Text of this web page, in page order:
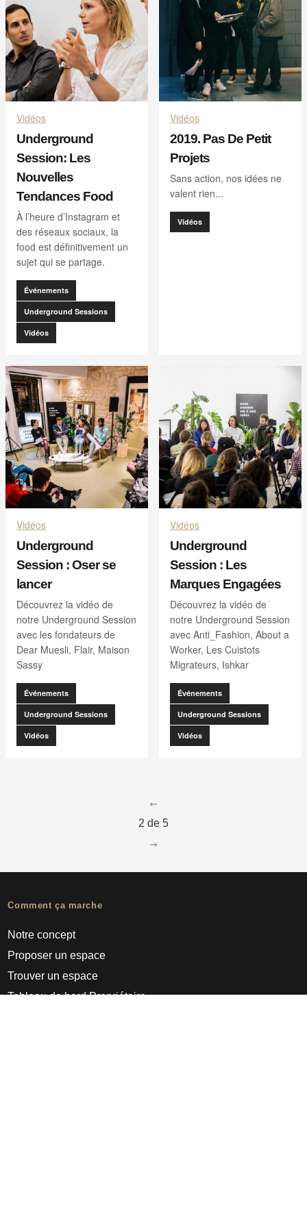
Vidéos
Underground
Session: Les
Nouvelles
Tendances Food
À l’heure d’Instagram et
des réseaux sociaux, la
food est définitivement un
sujet qui se partage.
Événements
Underground Sessions
Vidéos
Vidéos
2019. Pas De Petit
Projets
Sans action, nos idées ne
valent rien...
Vidéos
Vidéos
Underground
Session : Oser se
lancer
Découvrez la vidéo de
notre Underground Session
avec les fondateurs de
Dear Muesli, Flair, Maison
Sassy
Événements
Underground Sessions
Vidéos
Vidéos
Underground
Session : Les
Marques Engagées
Découvrez la vidéo de
notre Underground Session
avec Anti_Fashion, About a
Worker, Les Cuistots
Migrateurs, Ishkar
Événements
Underground Sessions
Vidéos
2 de 5
Comment ça marche
Notre concept
Proposer un espace
Trouver un espace
Tableau de bord Propriétaire